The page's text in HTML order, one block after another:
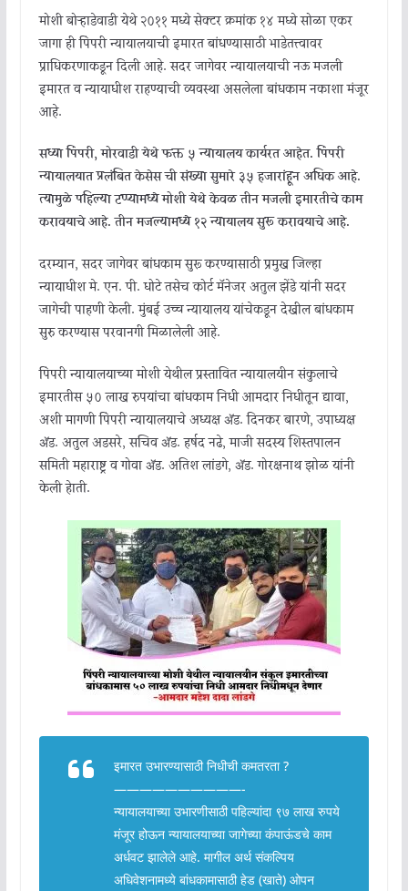
मोशी बोऱ्हाडेवाडी येथे २०११ मध्ये सेक्टर क्रमांक १४ मध्ये सोळा एकर
जागा ही पिंपरी न्यायालयाची इमारत बांधण्यासाठी भाडेतत्त्वावर
प्राधिकरणाकडून दिली आहे. सदर जागेवर न्यायालयाची नऊ मजली
इमारत व न्यायाधीश राहण्याची व्यवस्था असलेला बांधकाम नकाशा मंजूर
आहे.
सध्या पिंपरी, मोरवाडी येथे फक्त ५ न्यायालय कार्यरत आहेत. पिंपरी
न्यायालयात प्रलंबित केसेस ची संख्या सुमारे ३५ हजारांहून अधिक आहे.
त्यामुळे पहिल्या टप्प्यामध्ये मोशी येथे केवळ तीन मजली इमारतीचे काम
करावयाचे आहे. तीन मजल्यामध्ये १२ न्यायालय सुरू करावयाचे आहे.
दरम्यान, सदर जागेवर बांधकाम सुरू करण्यासाठी प्रमुख जिल्हा
न्यायाधीश मे. एन. पी. धोटे तसेच कोर्ट मॅनेजर अतुल झेंडे यांनी सदर
जागेची पाहणी केली. मुंबई उच्च न्यायालय यांचेकडून देखील बांधकाम
सुरु करण्यास परवानगी मिळालेली आहे.
पिंपरी न्यायालयाच्या मोशी येथील प्रस्तावित न्यायालयीन संकुलाचे
इमारतीस ५० लाख रुपयांचा बांधकाम निधी आमदार निधीतून द्यावा,
अशी मागणी पिंपरी न्यायालयाचे अध्यक्ष ॲड. दिनकर बारणे, उपाध्यक्ष
ॲड. अतुल अडसरे, सचिव ॲड. हर्षद नढे, माजी सदस्य शिस्तपालन
समिती महाराष्ट्र व गोवा ॲड. अतिश लांडगे, ॲड. गोरक्षनाथ झोळ यांनी
केली हेाती.
इमारत उभारण्यासाठी निधीची कमतरता ?
——————————-
न्यायालयाच्या उभारणीसाठी पहिल्यांदा ९७ लाख रुपये
मंजूर होऊन न्यायालयाच्या जागेच्या कंपाऊंडचे काम
अर्धवट झालेले आहे. मागील अर्थ संकल्पिय
अधिवेशनामध्ये बांधकामासाठी हेड (खाते) ओपन